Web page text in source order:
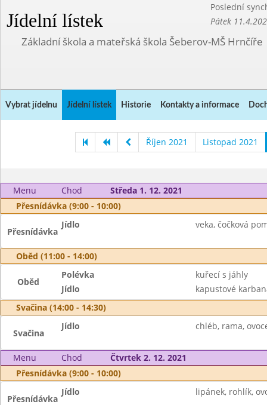
Jídelní lístek
Poslední
Pátek
Základní škola a mateřská škola Šeberov-MŠ Hrnčíře
Vybrat jídelnu Jídelní lístek Historie Kontakty a informace
Říjen 2021 Listopad 2021
Menu Chod
Středa 1. 12. 2021
Přesnídávka (9:00 - 10:00)
Přesnídávka
Jídlo veka, čočková
Oběd (11:00 - 14:00)
Oběd
Polévka
kuřecí s jáhly
Jídlo
kapustové
Svačina (14:00 - 14:30)
Svačina
Jídlo chléb, rama,
Menu Chod
Čtvrtek 2. 12. 2021
Přesnídávka (9:00 - 10:00)
Přesnídávka
Jídlo lipánek, rohlík,